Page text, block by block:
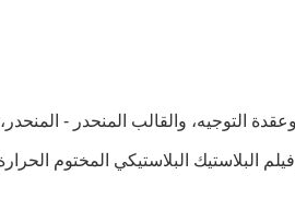
التوجيه، والقالب المنحدر -
البلاستيك البلاستيكي المختوم